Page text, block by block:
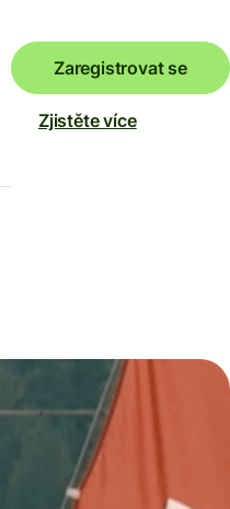
Zaregistrovat se
Zjistěte více